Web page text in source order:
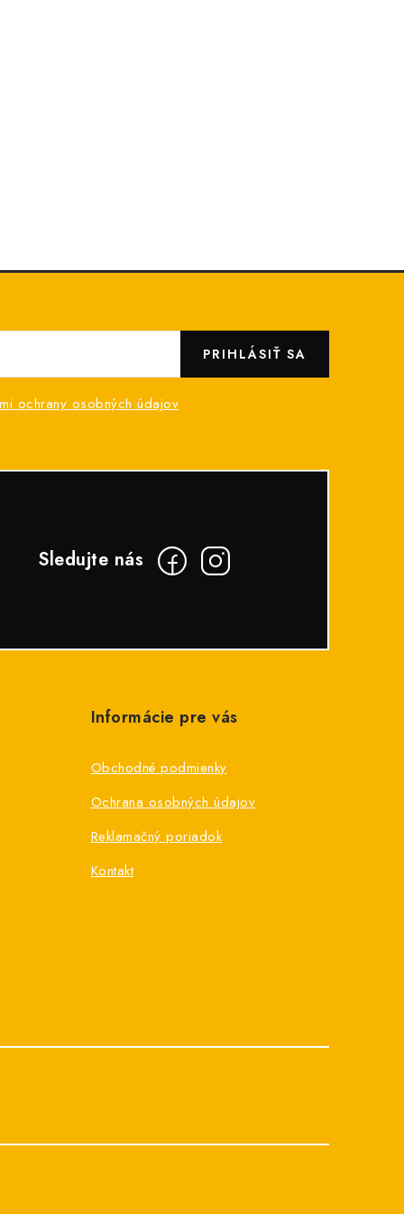
ochrany osobných údajov
PRIHLÁSIŤ SA
Informácie pre vás
Obchodné podmienky
Ochrana osobných údajov
Reklamačný poriadok
Kontakt